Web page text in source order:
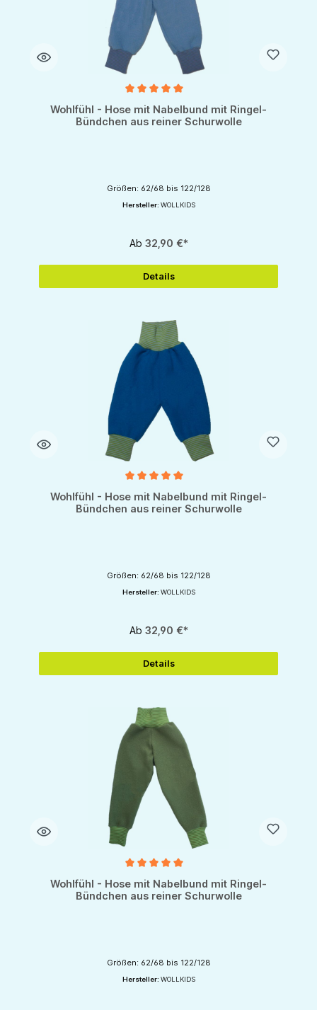
Durchschnittliche Bewertung von 5 von 5 Sternen
Wohlfühl - Hose mit Nabelbund mit Ringel-
Bündchen aus reiner Schurwolle
Größen: 62/68 bis 122/128
Hersteller: WOLLKIDS
Ab 32,90 €*
Details
Durchschnittliche Bewertung von 5 von 5 Sternen
Wohlfühl - Hose mit Nabelbund mit Ringel-
Bündchen aus reiner Schurwolle
Größen: 62/68 bis 122/128
Hersteller: WOLLKIDS
Ab 32,90 €*
Details
Durchschnittliche Bewertung von 5 von 5 Sternen
Wohlfühl - Hose mit Nabelbund mit Ringel-
Bündchen aus reiner Schurwolle
Größen: 62/68 bis 122/128
Hersteller: WOLLKIDS